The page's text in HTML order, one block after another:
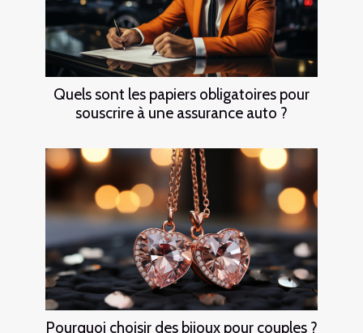
Quels sont les papiers obligatoires pour
souscrire à une assurance auto ?
Pourquoi choisir des bijoux pour couples ?